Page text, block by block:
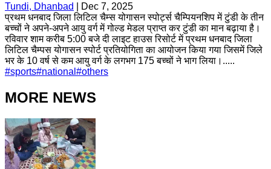
Tundi, Dhanbad
Dec 7, 2025
प्रथम धनबाद जिला लिटिल चैम्स योगासन स्पोर्ट्स चैम्पियनशिप में टुंडी के तीन
बच्चों ने अपने-अपने आयु वर्ग में गोल्ड मेडल प्राप्त कर टुंडी का मान बढ़ाया है।
रविवार शाम करीब 5:00 बजे दी लाइट हाउस रिसोर्ट में प्रथम धनबाद जिला
लिटिल चैम्पस योगासन स्पोर्ट प्रतियोगिता का आयोजन किया गया जिसमें जिले
भर के 10 वर्ष से कम आयु वर्ग के लगभग 175 बच्चों ने भाग लिया।.....
#sports#national #others
MORE NEWS